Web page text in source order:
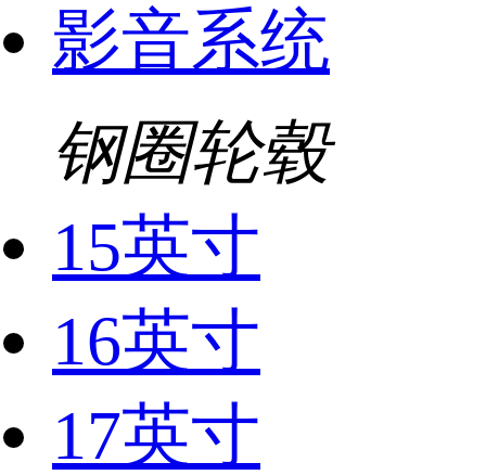
影音系统
钢圈轮毂
15英寸
16英寸
17英寸